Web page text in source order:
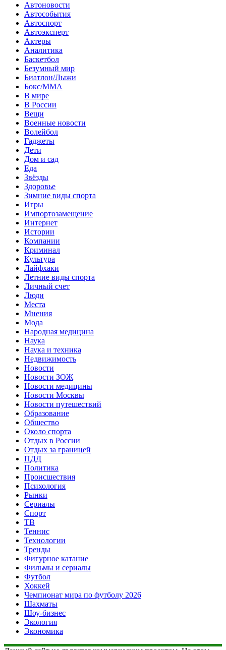
Автоновости
Автособытия
Автоспорт
Автоэксперт
Актеры
Аналитика
Баскетбол
Безумный мир
Биатлон/Лыжи
Бокс/MMA
В мире
В России
Вещи
Военные новости
Волейбол
Гаджеты
Дети
Дом и сад
Еда
Звёзды
Здоровье
Зимние виды спорта
Игры
Импортозамещение
Интернет
Истории
Компании
Криминал
Культура
Лайфхаки
Летние виды спорта
Личный счет
Люди
Места
Мнения
Мода
Народная медицина
Наука
Наука и техника
Недвижимость
Новости
Новости ЗОЖ
Новости медицины
Новости Москвы
Новости путешествий
Образование
Общество
Около спорта
Отдых в России
Отдых за границей
ПДД
Политика
Происшествия
Психология
Рынки
Сериалы
Спорт
ТВ
Теннис
Технологии
Тренды
Фигурное катание
Фильмы и сериалы
Футбол
Хоккей
Чемпионат мира по футболу 2026
Шахматы
Шоу-бизнес
Экология
Экономика